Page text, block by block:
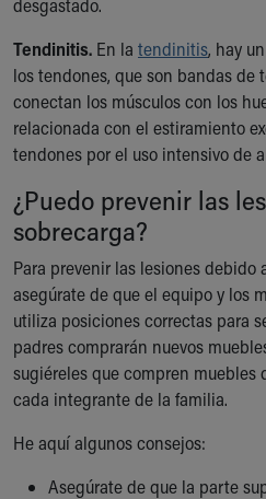
desgastado.
Tendinitis. En la tendinitis, hay
los tendones, que son bandas de
conectan los músculos con los
relacionada con el estiramiento
tendones por el uso intensivo de
¿Puedo prevenir las
sobrecarga?
Para prevenir las lesiones debido
asegúrate de que el equipo y los
utiliza posiciones correctas para
padres comprarán nuevos
sugiéreles que compren muebles
cada integrante de la familia.
He aquí algunos consejos:
Asegúrate de que la parte